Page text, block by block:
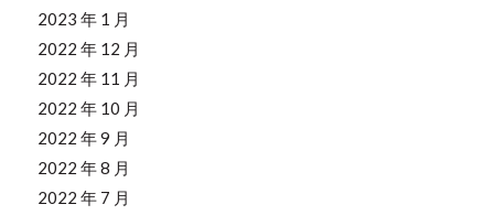
2023 年 1 月
2022 年 12 月
2022 年 11 月
2022 年 10 月
2022 年 9 月
2022 年 8 月
2022 年 7 月